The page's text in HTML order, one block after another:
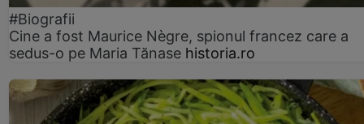
#Biografii
Cine a fost Maurice Nègre, spionul francez care a
sedus-o pe Maria Tănase historia.ro